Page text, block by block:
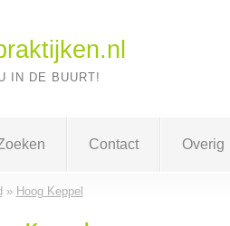
IN DE BUURT!
Contact Overig
» Hoog Keppel